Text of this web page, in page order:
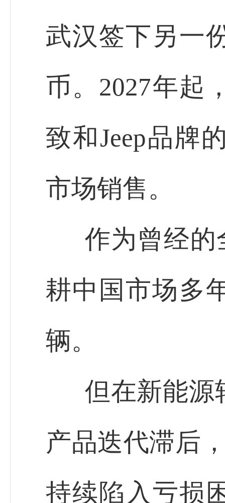
武汉签下另一
币。2027年起
致和Jeep品牌
市场销售。
作为曾经的
耕中国市场多
辆。
但在新能源
产品迭代滞后
持续陷入亏损